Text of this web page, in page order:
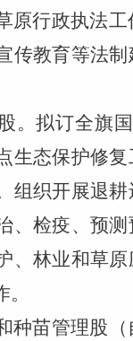
原行政执法
传教育等法
。拟订全旗
生态保护修
组织开展退
、检疫、预
、林业和草
种苗管理股